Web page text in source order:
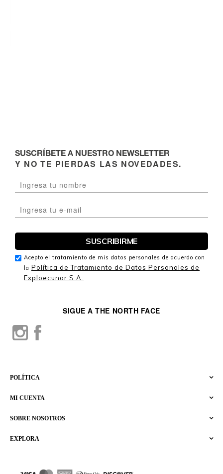
EXPLORA
SOBRE NOSOTROS
MI CUENTA
POLÍTICA
SIGUE A THE NORTH FACE
SUSCRÍBETE A NUESTRO NEWSLETTER
Y NO TE PIERDAS LAS NOVEDADES.
Acepto el tratamiento de mis datos personales de acuerdo con
la Política de Tratamiento de Datos Personales de
Exploecunor S.A.